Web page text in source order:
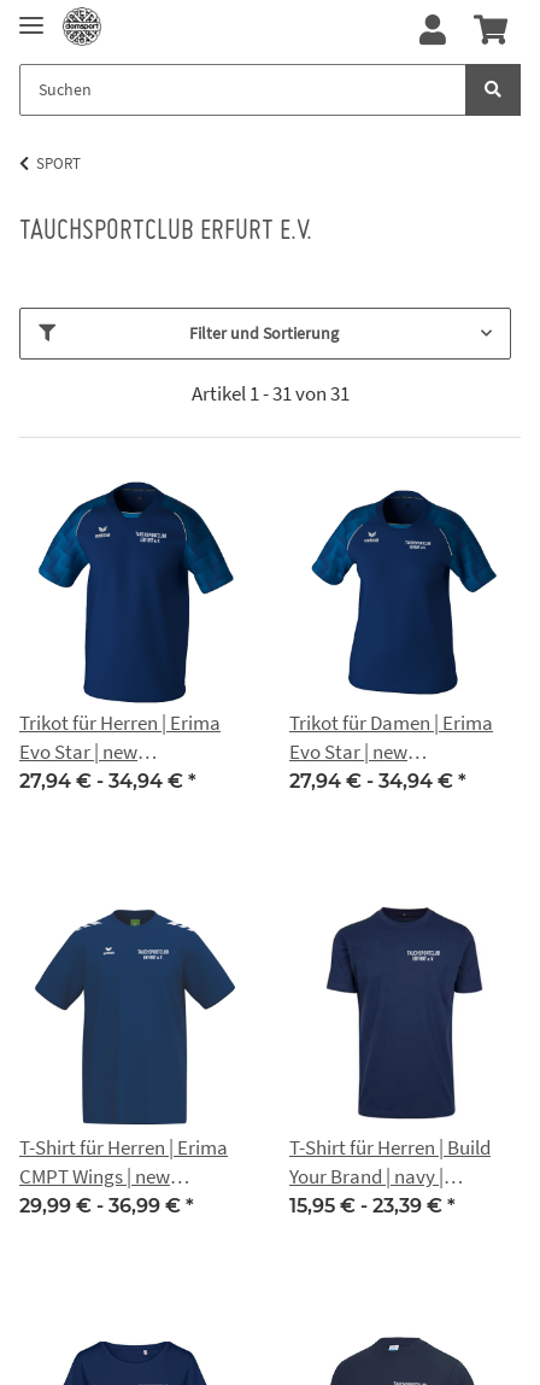
SPORT
TAUCHSPORTCLUB ERFURT E.V.
Filter und Sortierung
Artikel 1 - 31 von 31
Trikot für Herren | Erima
Evo Star | new
navy/mykonos blue |
27,94 € - 34,94 € *
Trikot für Damen | Erima
Evo Star | new
navy/mykonos blue |
27,94 € - 34,94 € *
T-Shirt für Herren | Erima
CMPT Wings | new
navy/weiß |
29,99 € - 36,99 € *
T-Shirt für Herren | Build
Your Brand | navy |
Tauchsportclub Erfurt e.V.
15,95 € - 23,39 € *